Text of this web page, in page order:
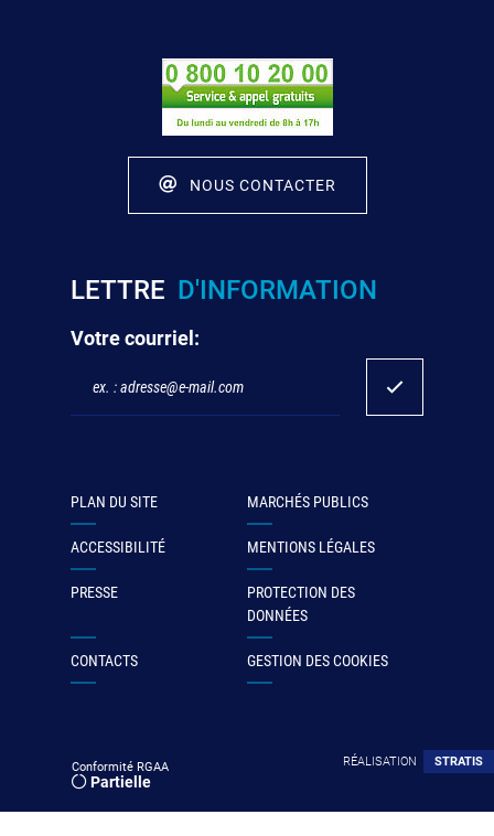
NOUS CONTACTER
LETTRE D'INFORMATION
Votre courriel:
PLAN DU SITE MARCHÉS PUBLICS
ACCESSIBILITÉ MENTIONS LÉGALES
PRESSE
PROTECTION DES
DONNÉES
CONTACTS GESTION DES COOKIES
Conformité RGAA
Partielle
RÉALISATION STRATIS